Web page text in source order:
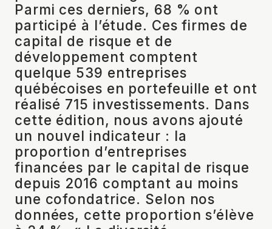
Parmi ces derniers, 68 % ont
participé à l’étude. Ces firmes de
capital de risque et de
développement comptent
quelque 539 entreprises
québécoises en portefeuille et ont
réalisé 715 investissements. Dans
cette édition, nous avons ajouté
un nouvel indicateur : la
proportion d’entreprises
financées par le capital de risque
depuis 2016 comptant au moins
une cofondatrice. Selon nos
données, cette proportion s’élève